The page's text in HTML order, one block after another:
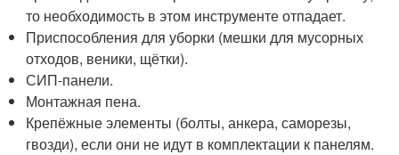
то необходимость в этом инструменте отпадает.
Приспособления для уборки (мешки для мусорных
отходов, веники, щётки).
СИП-панели.
Монтажная пена.
Крепёжные элементы (болты, анкера, саморезы,
гвозди), если они не идут в комплектации к панелям.